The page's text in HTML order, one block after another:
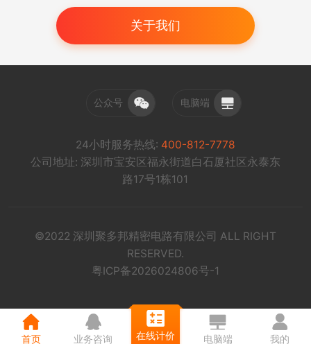
关于我们
公众号 电脑端
24小时服务热线: 400-812-7778
公司地址: 深圳市宝安区福永街道白石厦社区永泰东
路17号1栋101
©2022 深圳聚多邦精密电路有限公司 ALL RIGHT
RESERVED.
粤ICP备2026024806号-1
首页 业务咨询 在线计价 电脑端 我的